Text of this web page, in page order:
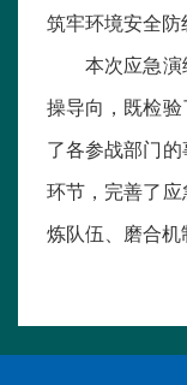
筑牢环境安全防
本次应急演
操导向，既检
了各参战部门
环节，完善了
炼队伍、磨合机